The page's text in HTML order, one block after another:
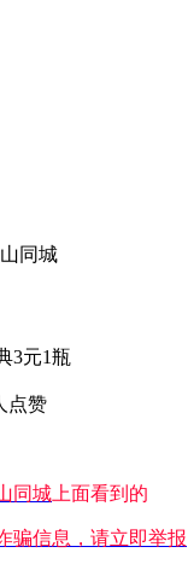
同城
3元1瓶
点赞
同城 上面看到的
骗信息，请立即举报